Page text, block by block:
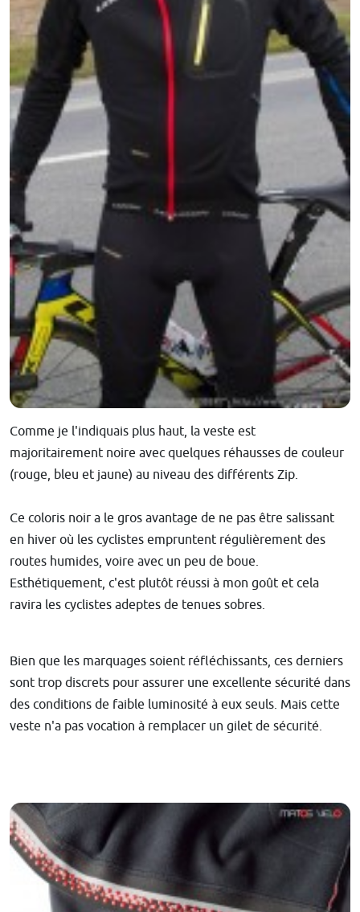
Comme je l'indiquais plus haut, la veste est
majoritairement noire avec quelques réhausses de couleur
(rouge, bleu et jaune) au niveau des différents Zip.
Ce coloris noir a le gros avantage de ne pas être salissant
en hiver où les cyclistes empruntent régulièrement des
routes humides, voire avec un peu de boue.
Esthétiquement, c'est plutôt réussi à mon goût et cela
ravira les cyclistes adeptes de tenues sobres.
Bien que les marquages soient réfléchissants, ces derniers
sont trop discrets pour assurer une excellente sécurité dans
des conditions de faible luminosité à eux seuls. Mais cette
veste n'a pas vocation à remplacer un gilet de sécurité.